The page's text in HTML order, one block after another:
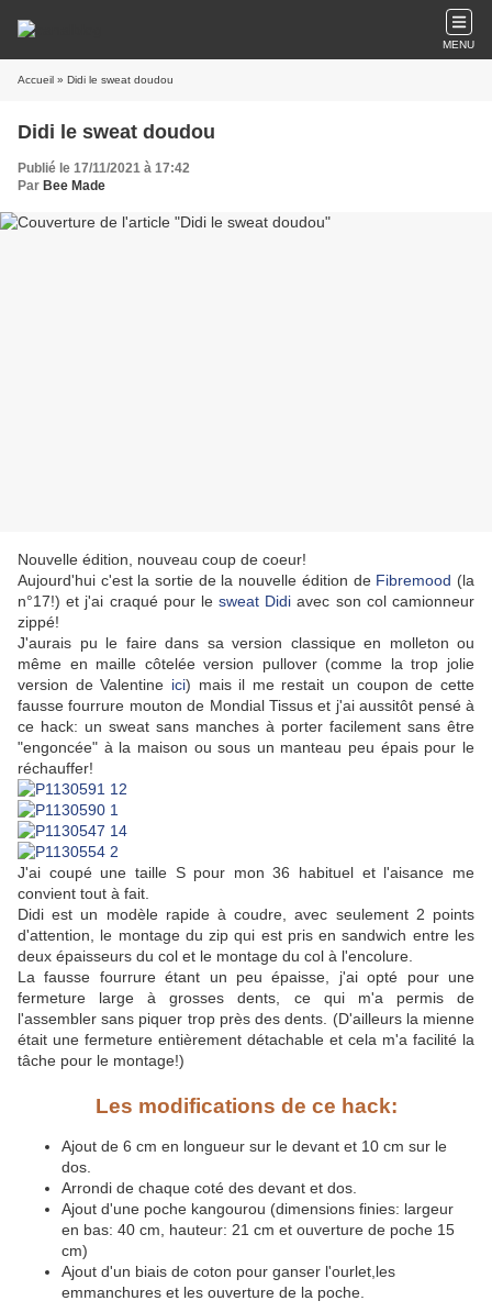
MENU
Accueil » Didi le sweat doudou
Didi le sweat doudou
Publié le 17/11/2021 à 17:42
Par Bee Made
Nouvelle édition, nouveau coup de coeur!
Aujourd'hui c'est la sortie de la nouvelle édition de Fibremood (la
n°17!) et j'ai craqué pour lesweat Didiavec son col camionneur
zippé!
J'aurais pu le faire dans sa version classique en molleton ou
même en maille côtelée version pullover (comme la trop jolie
version de Valentine ici) mais il me restait un coupon de cette
fausse fourrure mouton de Mondial Tissus et j'ai aussitôt pensé à
ce hack: un sweat sans manches à porter facilement sans être
"engoncée" à la maison ou sous un manteau peu épais pour le
réchauffer!
J'ai coupé une taille S pour mon 36 habituel et l'aisance me
convient tout à fait.
Didi est un modèle rapide à coudre, avec seulement 2 points
d'attention, le montage du zip qui est pris en sandwich entre les
deux épaisseurs du col et le montage du col à l'encolure.
La fausse fourrure étant un peu épaisse, j'ai opté pour une
fermeture large à grosses dents, ce qui m'a permis de
l'assembler sans piquer trop près des dents. (D'ailleurs la mienne
était une fermeture entièrement détachable et cela m'a facilité la
tâche pour le montage!)
Les modifications de ce hack:
Ajout de 6 cm en longueur sur le devant et 10 cm sur le
dos.
Arrondi de chaque coté des devant et dos.
Ajout d'une poche kangourou (dimensions finies: largeur
en bas: 40 cm, hauteur: 21 cm et ouverture de poche 15
cm)
Ajout d'un biais de coton pour ganser l'ourlet,les
emmanchures et les ouverture de la poche.